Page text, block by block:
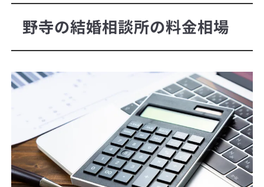
野寺の結婚相談所の料金相場